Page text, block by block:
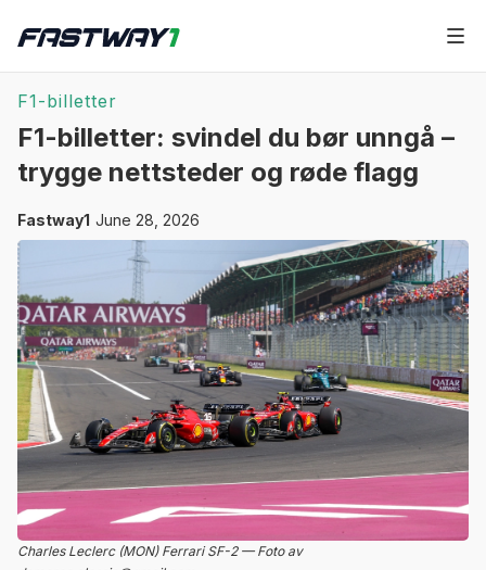
F1-billetter
F1-billetter: svindel du bør unngå –
trygge nettsteder og røde flagg
Fastway1 June 28, 2026
Charles Leclerc (MON) Ferrari SF-2 — Foto av